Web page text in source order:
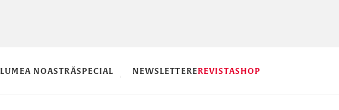
LUMEA NOASTRĂSPECIAL NEWSLETTEREREVISTASHOP